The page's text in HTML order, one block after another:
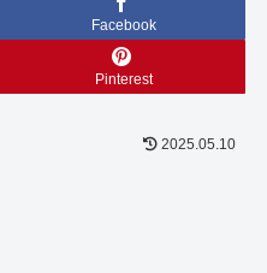
Facebook
Pinterest
2025.05.10